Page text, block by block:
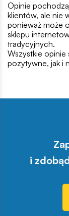
Opinie
klientów, ale nie
ponieważ może
sklepu
tradycyjnych.
Wszystkie
pozytywne, jak i
i